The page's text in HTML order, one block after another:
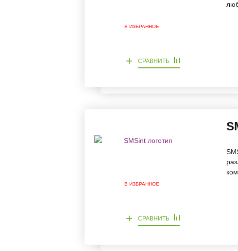
В ИЗБРАННОЕ
+ СРАВНИТЬ
В ИЗБРАННОЕ
+ СРАВНИТЬ